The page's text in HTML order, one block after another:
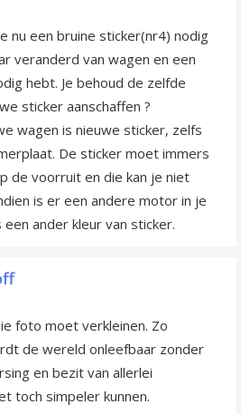
nu een bruine sticker(nr4) nodig
veranderd van wagen en een
hebt. Je behoud de zelfde
sticker aanschaffen ?
wagen is nieuwe sticker, zelfs
De sticker moet immers
de voorruit en die kan je niet
is er een andere motor in je
ander kleur van sticker.
foto moet verkleinen. Zo
de wereld onleefbaar zonder
en bezit van allerlei
toch simpeler kunnen.